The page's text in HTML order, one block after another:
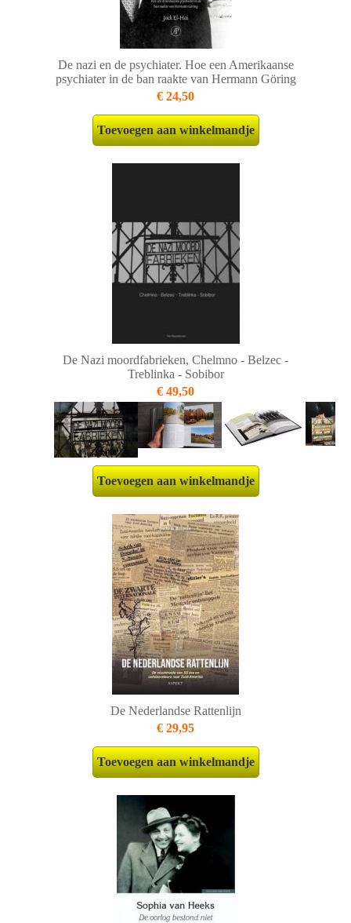
De nazi en de psychiater. Hoe een Amerikaanse
psychiater in de ban raakte van Hermann Göring
€ 24,50
Toevoegen aan winkelmandje
De Nazi moordfabrieken, Chelmno - Belzec -
Treblinka - Sobibor
€ 49,50
Toevoegen aan winkelmandje
De Nederlandse Rattenlijn
€ 29,95
Toevoegen aan winkelmandje